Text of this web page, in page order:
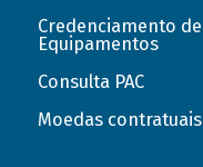
Credenciamento de
Equipamentos
Consulta PAC
Moedas contratuais